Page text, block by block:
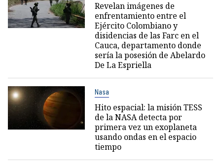
Revelan imágenes de
enfrentamiento entre el
Ejército Colombiano y
disidencias de las Farc en el
Cauca, departamento donde
sería la posesión de Abelardo
De La Espriella
Nasa
Hito espacial: la misión TESS
de la NASA detecta por
primera vez un exoplaneta
usando ondas en el espacio
tiempo